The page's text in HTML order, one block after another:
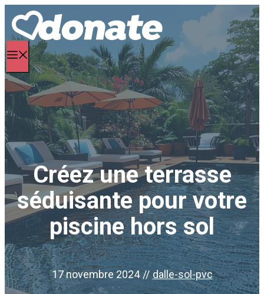
Aller
contenu
Menu
Créez une terrasse
séduisante pour votre
piscine hors sol
17 novembre 2024 // dalle-sol-pvc